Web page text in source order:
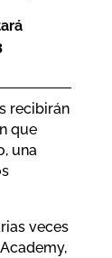
recibirán
que
una
veces